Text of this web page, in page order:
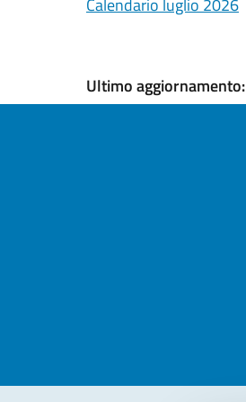
Calendario luglio 2026
Ultimo aggiornamento: